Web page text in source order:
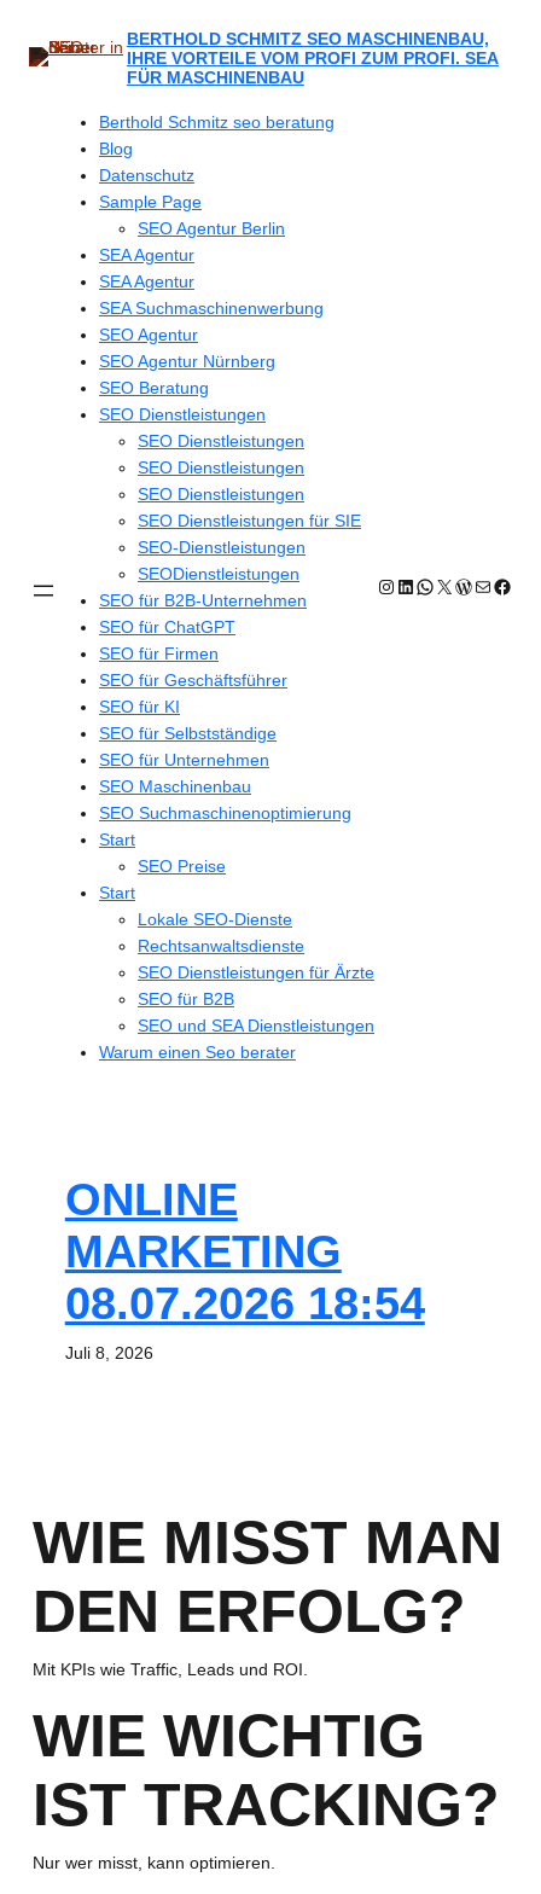
springen
BERTHOLD SCHMITZ SEO MASCHINENBAU,
IHRE VORTEILE VOM PROFI ZUM PROFI. SEA
FÜR MASCHINENBAU
Berthold Schmitz seo beratung
Blog
Datenschutz
Sample Page
SEO Agentur Berlin
SEA Agentur
SEA Agentur
SEA Suchmaschinenwerbung
SEO Agentur
SEO Agentur Nürnberg
SEO Beratung
SEO Dienstleistungen
SEO Dienstleistungen
SEO Dienstleistungen
SEO Dienstleistungen
SEO Dienstleistungen für SIE
SEO-Dienstleistungen
SEODienstleistungen
SEO für B2B-Unternehmen
SEO für ChatGPT
SEO für Firmen
SEO für Geschäftsführer
SEO für KI
SEO für Selbstständige
SEO für Unternehmen
SEO Maschinenbau
SEO Suchmaschinenoptimierung
Start
SEO Preise
Start
Lokale SEO-Dienste
Rechtsanwaltsdienste
SEO Dienstleistungen für Ärzte
SEO für B2B
SEO und SEA Dienstleistungen
Warum einen Seo berater
Instagram
LinkedIn
WhatsApp
X E-Mail
ONLINE
MARKETING
08.07.2026 18:54
Juli 8, 2026
WIE MISST MAN
DEN ERFOLG?
Mit KPIs wie Traffic, Leads und ROI.
WIE WICHTIG
IST TRACKING?
Nur wer misst, kann optimieren.